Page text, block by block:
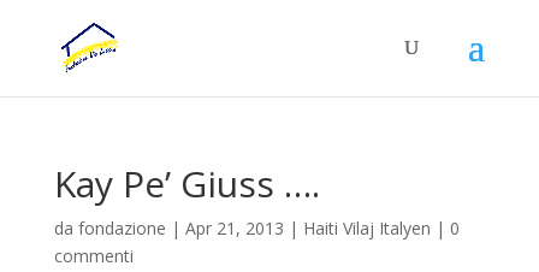
Kay Pe’ Giuss ….
da fondazione | Apr 21, 2013 | Haiti Vilaj Italyen | 0
commenti